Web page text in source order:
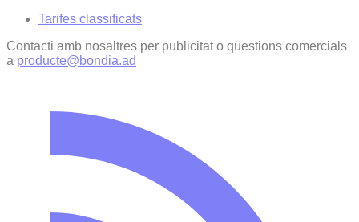
Tarifes classificats
Contacti amb nosaltres per publicitat o qüestions comercials
a producte@bondia.ad